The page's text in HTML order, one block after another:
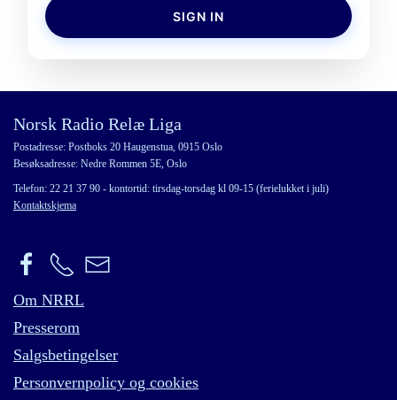
SIGN IN
Norsk Radio Relæ Liga
Postadresse: Postboks 20 Haugenstua, 0915 Oslo
Besøksadresse: Nedre Rommen 5E, Oslo
Telefon: 22 21 37 90 - kontortid: tirsdag-torsdag kl 09-15 (ferielukket i juli)
Kontaktskjema
Om NRRL
Presserom
Salgsbetingelser
Personvernpolicy og cookies